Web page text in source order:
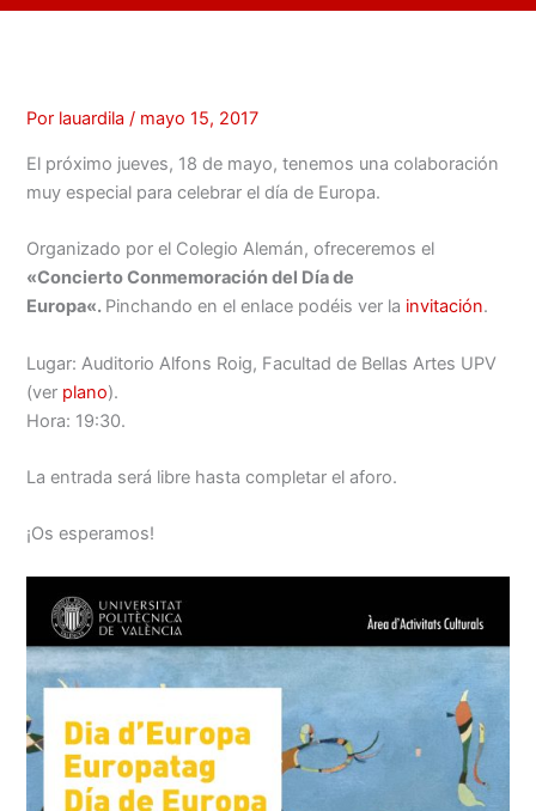
Por lauardila/ mayo 15, 2017
El próximo jueves, 18 de mayo, tenemos una colaboración
muy especial para celebrar el día de Europa.
Organizado por el Colegio Alemán, ofreceremos el
«Concierto Conmemoración del Día de
Europa«. Pinchando en el enlace podéis ver la invitación.
Lugar: Auditorio Alfons Roig, Facultad de Bellas Artes UPV
(ver plano).
Hora: 19:30.
La entrada será libre hasta completar el aforo.
¡Os esperamos!